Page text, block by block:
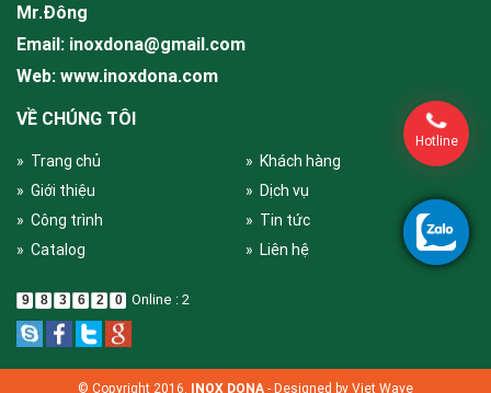
Mr.Đông
Email: inoxdona@gmail.com
Web: www.inoxdona.com
VỀ CHÚNG TÔI
» Trang chủ
» Khách hàng
» Giới thiệu
» Dịch vụ
» Công trình
» Tin tức
» Catalog
» Liên hệ
9 8 3 6 2 0 Online : 2
Hotline
© Copyright 2016. INOX DONA - Designed by Viet Wave